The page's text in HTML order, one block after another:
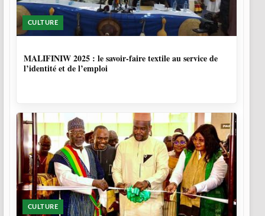
CULTURE
MALIFINIW 2025 : le savoir-faire textile au service de
l’identité et de l’emploi
CULTURE